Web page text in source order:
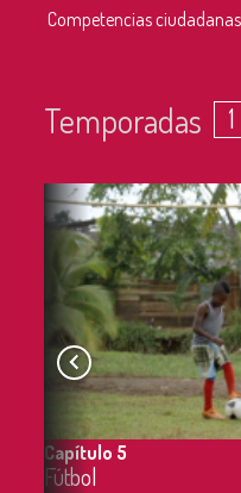
Competencias
Temporadas 1
Capítulo 5
Fútbol